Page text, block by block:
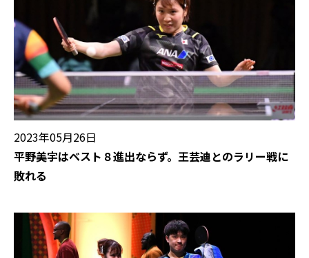
2023年05月26日
平野美宇はベスト８進出ならず。王芸迪とのラリー戦に
敗れる